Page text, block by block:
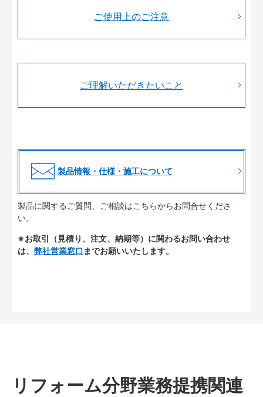
ご使用上のご注意
ご理解いただきたいこと
製品情報・仕様・施工について
製品に関するご質問、ご相談はこちらからお問合せくださ
い。
※お取引（見積り、注文、納期等）に関わるお問い合わせ
は、 弊社営業窓口 までお願いいたします。
リフォーム分野業務提携関連